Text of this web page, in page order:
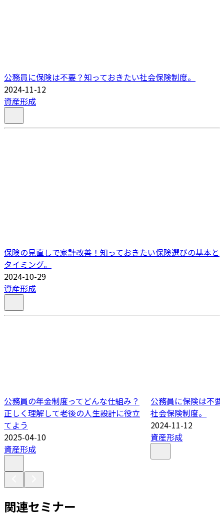
公務員に保険は不要？知っておきたい社会保険制度。
2024-11-12
資産形成
保険の見直しで家計改善！知っておきたい保険選びの基本と
タイミング。
2024-10-29
資産形成
公務員の年金制度ってどんな仕組み？
正しく理解して老後の人生設計に役立
てよう
2025-04-10
資産形成
公務員に保険は不
社会保険制度。
2024-11-12
資産形成
関連セミナー